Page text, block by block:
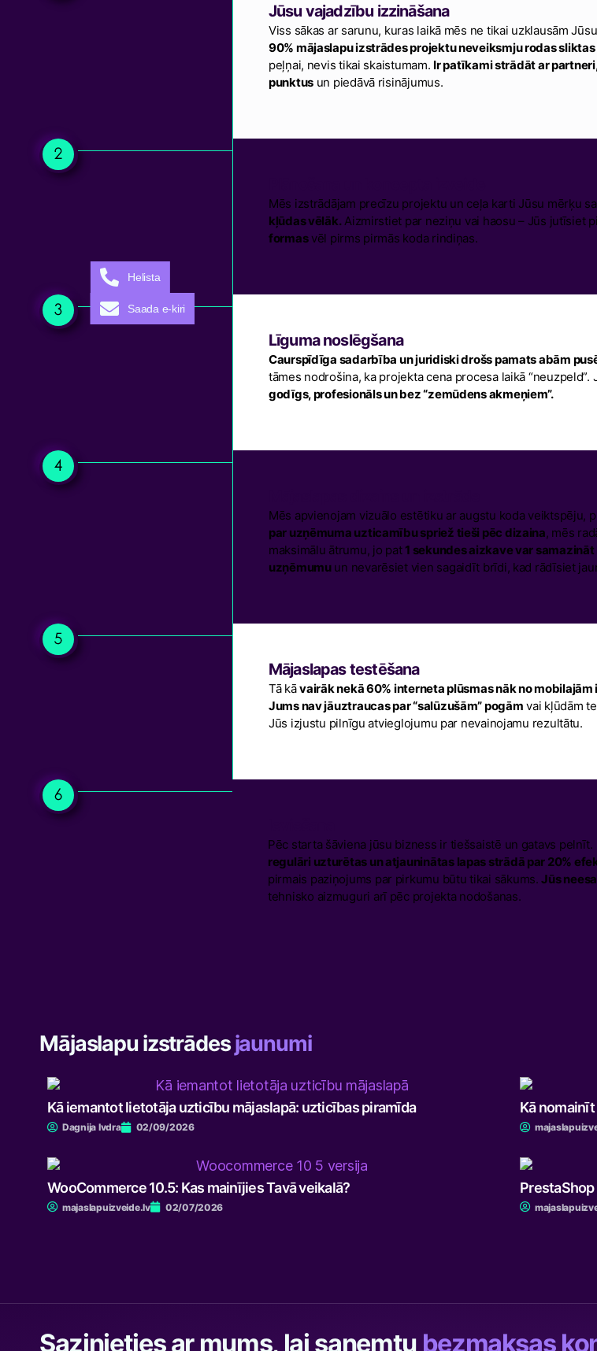
Jūsu vajadzību izzināšana
Viss sākas ar sarunu, kuras laikā mēs ne tikai uzklausām
90% mājaslapu izstrādes projektu neveiksmju rodas
peļņai, nevis tikai skaistumam. Ir patīkami strādāt ar
punktus un piedāvā risinājumus.
Mēs izstrādājam precīzu projektu un ceļa karti Jūsu mērķu
kļūdas vēlāk. Aizmirstiet par neziņu vai haosu – Jūs jutīsiet
formasvēl pirms pirmās koda rindiņas.
Līguma noslēgšana
Caurspīdīga sadarbība un juridiski drošs pamats abām
tāmes nodrošina, ka projekta cena procesa laikā
godīgs, profesionāls un bez “zemūdens akmeņiem”.
Mēs apvienojam vizuālo estētiku ar augstu koda
par uzņēmuma uzticamību spriež tieši pēc dizaina, mēs
maksimālu ātrumu, jo pat 1 sekundes aizkave var
uzņēmumuun nevarēsiet vien sagaidīt brīdi, kad rādīsiet
Mājaslapas testēšana
Tā kāvairāk nekā 60% interneta plūsmas nāk no mobilajām
Jums nav jāuztraucas par “salūzušām” pogām vai kļūdām
Jūs izjustu pilnīgu atvieglojumu par nevainojamu rezultātu.
Pēc starta šāviena jūsu bizness ir tiešsaistē un gatavs
regulāri uzturētas un atjauninātas lapas strādā par 20%
pirmais paziņojums par pirkumu būtu tikai sākums.Jūs
tehnisko aizmuguri arī pēc projekta nodošanas.
Mājaslapu izstrādesjaunumi
Kā iemantot lietotāja uzticību mājaslapā: uzticības piramīda
Dagnija Ivdra 02/09/2026
Kā
WooCommerce 10.5: Kas mainījies Tavā veikalā?
majaslapuizveide.lv 02/07/2026
PrestaShop
Sazinieties ar mums, lai saņemtu bezmaksas
Helista
Saada e-kiri